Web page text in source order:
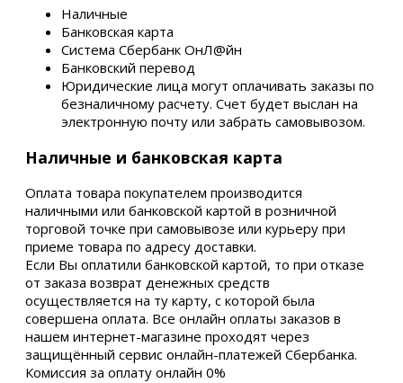
Наличные
Банковская карта
Система Сбербанк ОнЛ@йн
Банковский перевод
Юридические лица могут оплачивать заказы по
безналичному расчету. Счет будет выслан на
электронную почту или забрать самовывозом.
Наличные и банковская карта
Оплата товара покупателем производится
наличными или банковской картой в розничной
торговой точке при самовывозе или курьеру при
приеме товара по адресу доставки.
Если Вы оплатили банковской картой, то при отказе
от заказа возврат денежных средств
осуществляется на ту карту, с которой была
совершена оплата. Все онлайн оплаты заказов в
нашем интернет-магазине проходят через
защищённый сервис онлайн-платежей Сбербанка.
Комиссия за оплату онлайн 0%